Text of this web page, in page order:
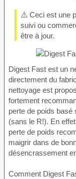
⚠️ Ceci est une
suivi ou
être à jour.
Digest Fast est un
directement du
nettoyage est
fortement
perte de poids basé
(sans le R!). En
perte de poids
maigrir dans de
désencrassement
Comment Digest